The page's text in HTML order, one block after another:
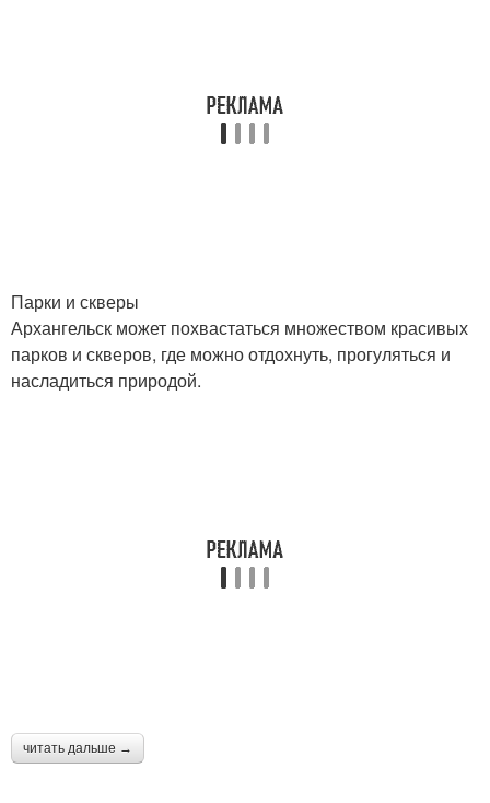
Парки и скверы
Архангельск может похвастаться множеством красивых
парков и скверов, где можно отдохнуть, прогуляться и
насладиться природой.
читать дальше →